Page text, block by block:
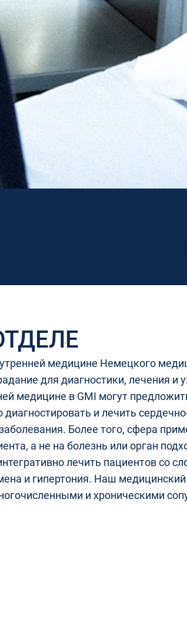
медицине Немецкого
для диагностики, лечения
медицине в GMI могут
и лечить
Более того, сфера
а не на болезнь или орган
лечить пациентов
и гипертония. Наш
и хроническими